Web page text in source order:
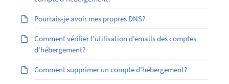
Pourrais-je avoir mes propres DNS?
Comment vérifier l’utilisation d’emails des comptes
d’hébergement?
Comment supprimer un compte d’hébergement?